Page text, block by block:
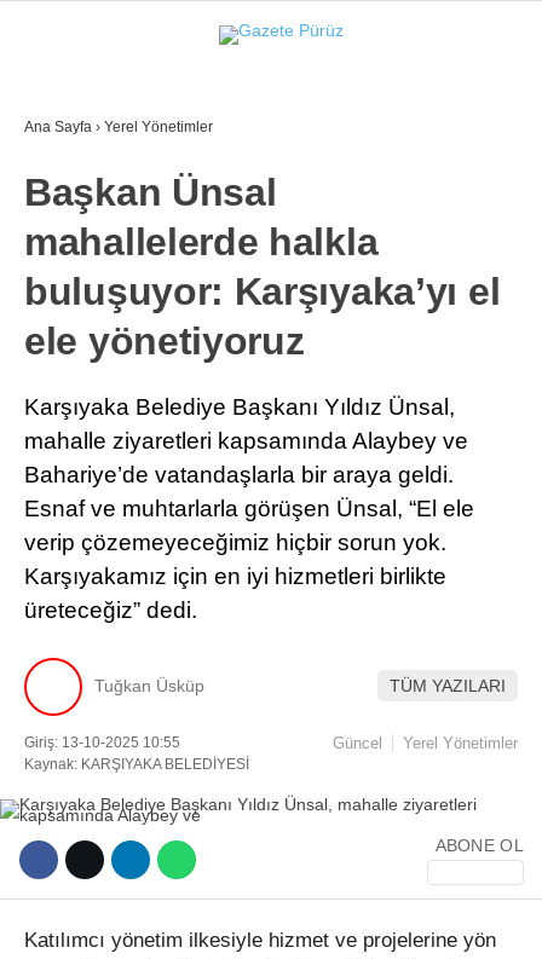
WhatsApp İhbar Hattı
YEREL YÖNETIMLER
GÜNCEL
EKONOMI
POLITIKA
KÜLTÜR-SANAT
DIĞER
Ana Sayfa › Yerel Yönetimler
Başkan Ünsal
mahallelerde halkla
buluşuyor: Karşıyaka’yı el
ele yönetiyoruz
Karşıyaka Belediye Başkanı Yıldız Ünsal,
mahalle ziyaretleri kapsamında Alaybey ve
Bahariye’de vatandaşlarla bir araya geldi.
Esnaf ve muhtarlarla görüşen Ünsal, “El ele
verip çözemeyeceğimiz hiçbir sorun yok.
Karşıyakamız için en iyi hizmetleri birlikte
üreteceğiz” dedi.
Tuğkan Üsküp TÜM YAZILARI
Giriş: 13-10-2025 10:55
Kaynak: KARŞIYAKA BELEDİYESİ
Güncel Yerel Yönetimler
ABONE OL
Katılımcı yönetim ilkesiyle hizmet ve projelerine yön